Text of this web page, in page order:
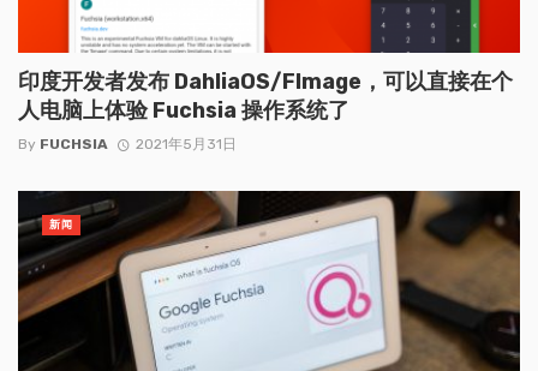
印度开发者发布 DahliaOS/FImage，可以直接在个
人电脑上体验 Fuchsia 操作系统了
By FUCHSIA 2021年5月31日
新闻